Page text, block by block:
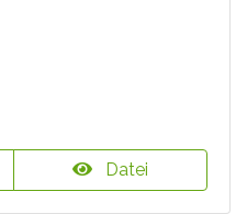
Datei